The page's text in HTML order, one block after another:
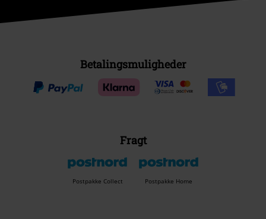
Betalingsmuligheder
Fragt
Postpakke Collect Postpakke Home